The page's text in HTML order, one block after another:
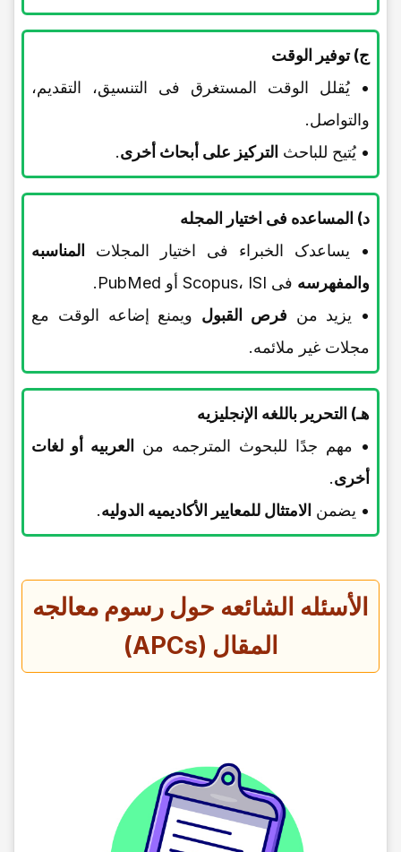
ج) توفیر الوقت
• یُقلل الوقت المستغرق فی التنسیق، التقدیم،
والتواصل.
• یُتیح للباحث الترکیز على أبحاث أخرى.
د) المساعده فی اختیار المجله
• یساعدک الخبراء فی اختیار المجلات
المناسبه
والمفهرسه فی Scopus، ISI أو PubMed.
• یزید من فرص القبول ویمنع إضاعه الوقت مع
مجلات غیر ملائمه.
هـ) التحریر باللغه الإنجلیزیه
• مهم جدًا للبحوث المترجمه من
العربیه أو لغات
أخرى.
• یضمن الامتثال للمعاییر الأکادیمیه الدولیه.
الأسئله الشائعه حول رسوم معالجه
المقال (APCs)